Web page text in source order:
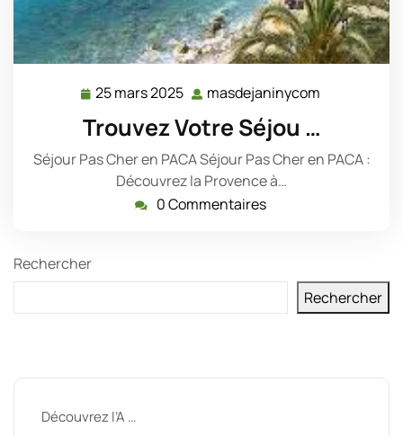
25 mars 2025 25
mars
2025
masdejaninycom
Trouvez Votre Séjou …
Séjour Pas Cher en PACA Séjour Pas Cher en PACA :
Découvrez la Provence à…
0 Commentaires
Rechercher
Rechercher
Découvrez l’A …